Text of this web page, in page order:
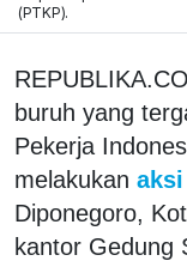
(PTKP).
buruh yang
Pekerja
melakukan aksi
Diponegoro,
kantor Gedung